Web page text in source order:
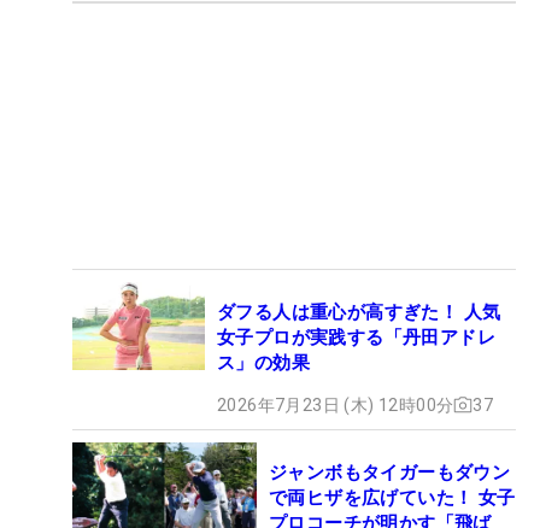
ダフる人は重心が高すぎた！ 人気
女子プロが実践する「丹田アドレ
ス」の効果
2026年7月23日 (木) 12時00分 37
ジャンボもタイガーもダウン
で両ヒザを広げていた！ 女子
プロコーチが明かす「飛ば